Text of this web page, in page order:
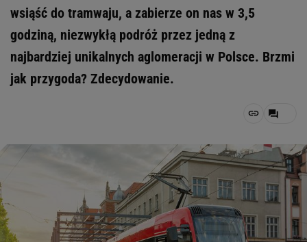
wsiąść do tramwaju, a zabierze on nas w 3,5
godziną, niezwykłą podróż przez jedną z
najbardziej unikalnych aglomeracji w Polsce. Brzmi
jak przygoda? Zdecydowanie.